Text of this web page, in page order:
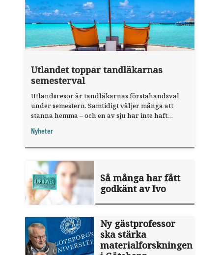
Utlandet toppar tandläkarnas
semesterval
Utlandsresor är tandläkarnas förstahandsval
under semestern. Samtidigt väljer många att
stanna hemma – och en av sju har inte haft
fråga".
Nyheter
Så många har fått
godkänt av Ivo
Ny gästprofessor
ska stärka
materialforskningen